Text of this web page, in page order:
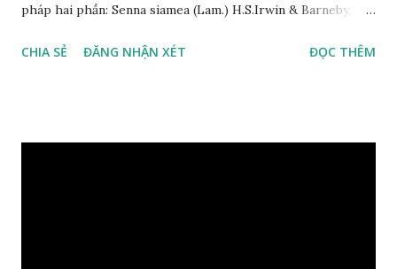
pháp hai phần: Senna siamea (Lam.) H.S.Irwin & Barneby,
(Fabaceae). Là cây nguyên sản ở vùng Đông Nam Á. Ở Việt
CHIA SẺ ĐĂNG NHẬN XÉT ĐỌC THÊM